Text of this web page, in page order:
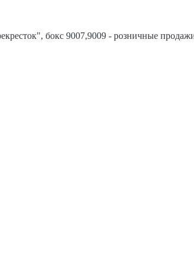
бокс 9007,9009 - розничные